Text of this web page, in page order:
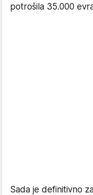
potrošila 35.000
Sada je definitivno